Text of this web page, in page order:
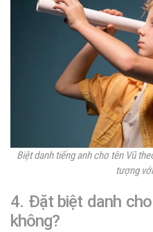
Biệt danh tiếng anh cho tên Vũ
tượng
4. Đặt biệt danh
không?